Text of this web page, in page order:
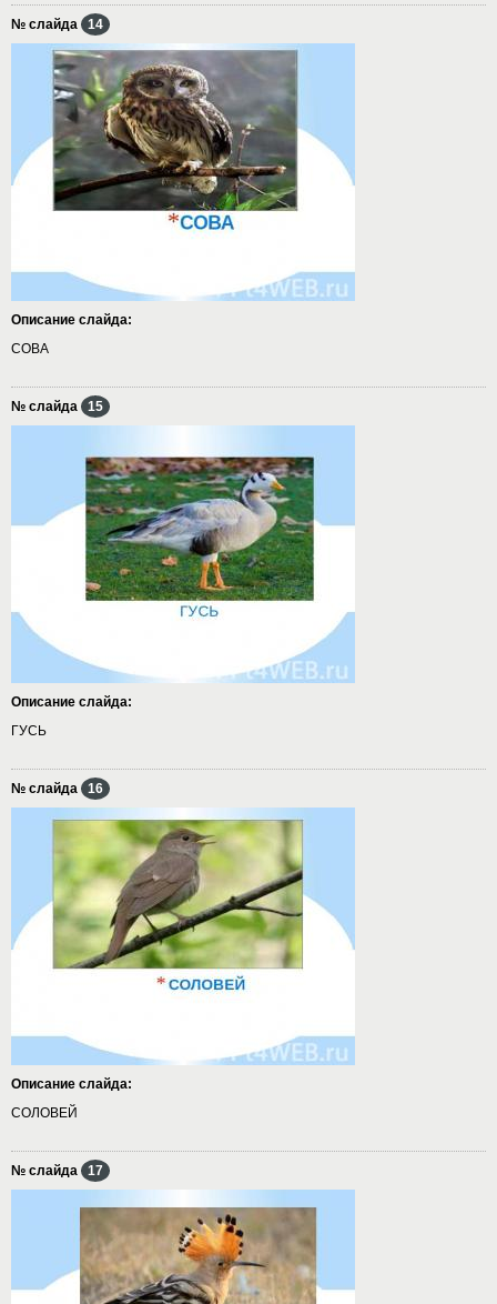
№ слайда 14
Описание слайда:
СОВА
№ слайда 15
Описание слайда:
ГУСЬ
№ слайда 16
Описание слайда:
СОЛОВЕЙ
№ слайда 17